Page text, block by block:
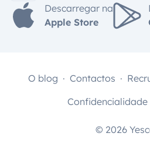
Descarregar na
Apple Store
© 2026
O blog Contactos
Confidencialidade